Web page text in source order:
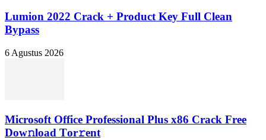
Lumion 2022 Crack + Product Key Full Clean
Bypass
6 Agustus 2026
Microsoft Office Professional Plus x86 Crack Frее
Dow𝚗load Tоr𝚛ent